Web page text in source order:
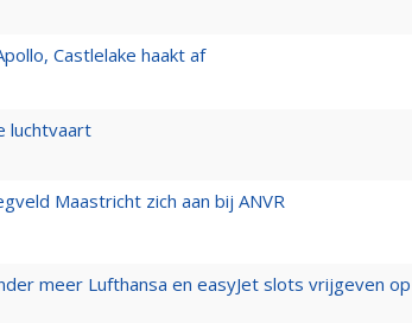
Castlelake haakt af
luchtvaart
Maastricht zich aan bij ANVR
meer Lufthansa en easyJet slots vrijgeven op